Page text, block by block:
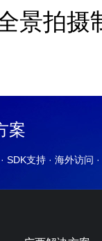
景拍摄
案
SDK支持 · 海外访问